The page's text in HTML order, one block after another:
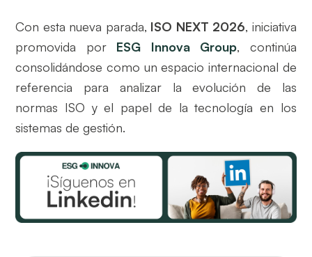
Con esta nueva parada, ISO NEXT 2026, iniciativa
promovida por ESG Innova Group, continúa
consolidándose como un espacio internacional de
referencia para analizar la evolución de las
normas ISO y el papel de la tecnología en los
sistemas de gestión.